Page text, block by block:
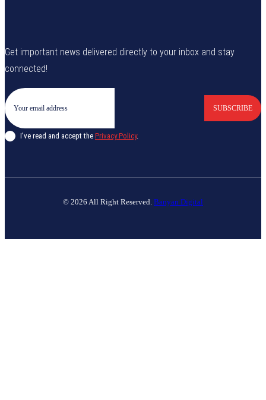
Get important news delivered directly to your inbox and stay
connected!
SUBSCRIBE
I've read and accept the Privacy Policy.
© 2026 All Right Reserved. Banyan Digital